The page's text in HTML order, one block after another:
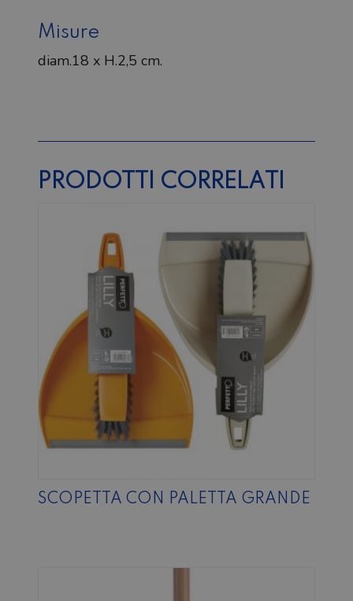
Misure
diam.18 x H.2,5 cm.
PRODOTTI CORRELATI
SCOPETTA CON PALETTA GRANDE